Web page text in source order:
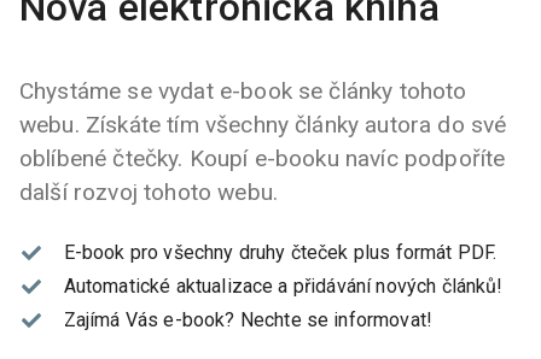
Chystáme se vydat e-book se články tohoto
webu. Získáte tím všechny články autora do své
oblíbené čtečky. Koupí e-booku navíc podpoříte
další rozvoj tohoto webu.
E-book pro všechny druhy čteček plus formát PDF.
Automatické aktualizace a přidávání nových článků!
Zajímá Vás e-book? Nechte se informovat!